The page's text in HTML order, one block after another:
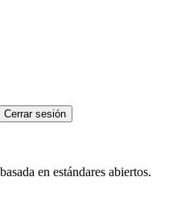
Cerrar sesión
en estándares abiertos.